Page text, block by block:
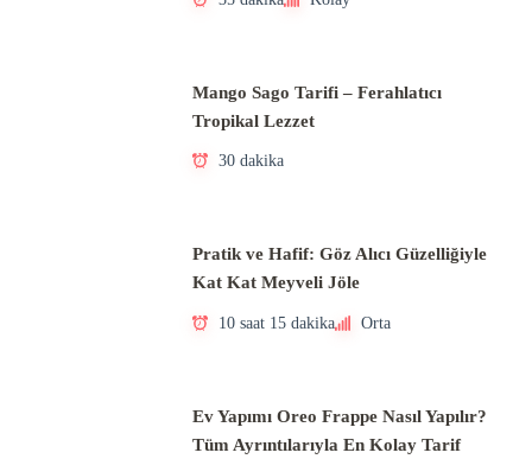
Mango Sago Tarifi – Ferahlatıcı
Tropikal Lezzet
30 dakika
Pratik ve Hafif: Göz Alıcı Güzelliğiyle
Kat Kat Meyveli Jöle
10 saat 15 dakika Orta
Ev Yapımı Oreo Frappe Nasıl Yapılır?
Tüm Ayrıntılarıyla En Kolay Tarif